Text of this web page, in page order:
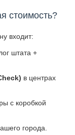
стоимость?
входит:
штата +
в центрах
с коробкой
города.